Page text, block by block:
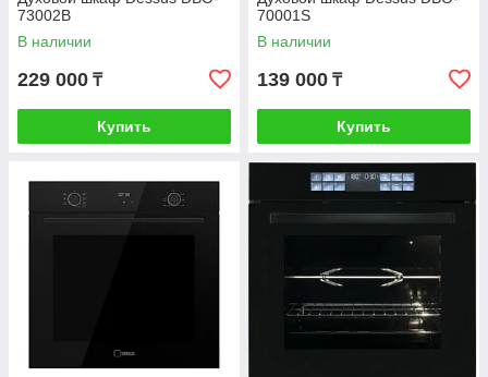
73002B
В наличии
229 000 ₸
Купить
70001S
В наличии
139 000 ₸
Купить